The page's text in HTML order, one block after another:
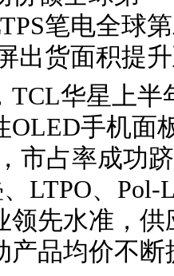
笔电全球
出货面积提
TCL华星上半
OLED手机面
市占率成功
LTPO、Pol-
领先水准，
产品均价不断